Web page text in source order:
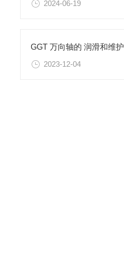
2024-06-19
GGT 万向轴的 润滑和维护
2023-12-04